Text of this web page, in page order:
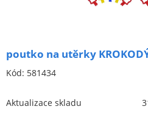
Spojovací materiál -
Spojovací materiál
poutko na utěrky
Kód: 581434
Aktualizace skladu